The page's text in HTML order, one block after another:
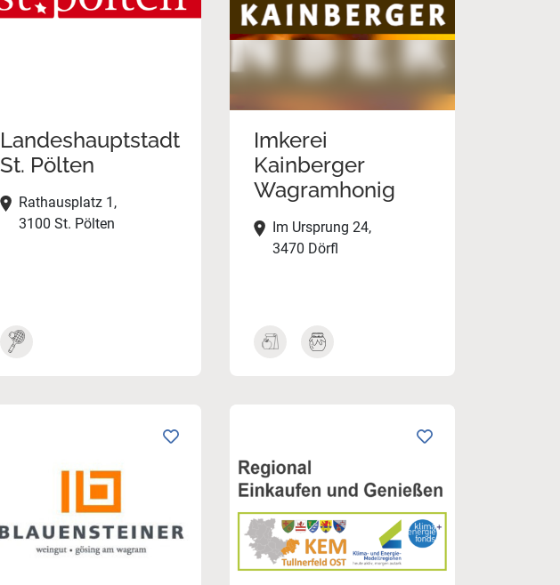
Landeshauptstadt
St. Pölten
Rathausplatz 1,
3100 St. Pölten
Imkerei
Kainberger
Wagramhonig
Im Ursprung 24,
3470 Dörfl